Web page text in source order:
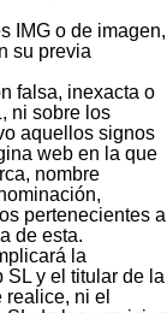
IMG o de imagen,
su previa
falsa, inexacta o
ni sobre los
aquellos signos
web en la que
nombre
pertenecientes a
de esta.
la
y el titular de la
ni el